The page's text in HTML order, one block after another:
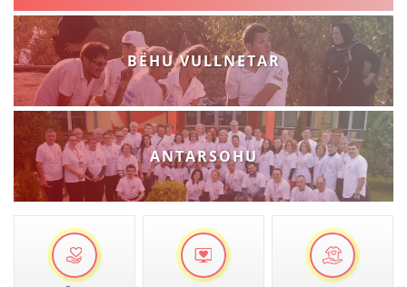
SHËRBIMI PËR KËRKIM
VEPRIMTARI SHËNDETËSORE PREVENTIVE
NDIHMA E PARË
DHURIMI I GJAKUT
MENAXHIM ME VULLNETARË
VEPRIMTARI
BËHU VULLNETAR
ANTARSOHU